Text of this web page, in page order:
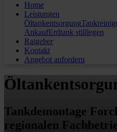
Home
Leistungen
Öltankentsorgung
AnkaufErdtank stilllegen
Ratgeber
Kontakt
Angebot anfordern
Tankdemontage
regionalen